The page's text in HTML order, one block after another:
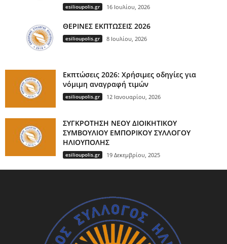
esilioupolis.gr 16 Ιουλίου, 2026
ΘΕΡΙΝΕΣ ΕΚΠΤΩΣΕΙΣ 2026
esilioupolis.gr 8 Ιουλίου, 2026
Εκπτώσεις 2026: Χρήσιμες οδηγίες για
νόμιμη αναγραφή τιμών
esilioupolis.gr 12 Ιανουαρίου, 2026
ΣΥΓΚΡΟΤΗΣΗ ΝΕΟΥ ΔΙΟΙΚΗΤΙΚΟΥ
ΣΥΜΒΟΥΛΙΟΥ ΕΜΠΟΡΙΚΟΥ ΣΥΛΛΟΓΟΥ
ΗΛΙΟΥΠΟΛΗΣ
esilioupolis.gr 19 Δεκεμβρίου, 2025